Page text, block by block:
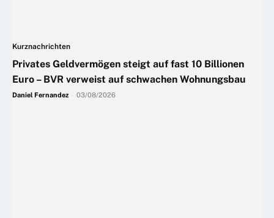
Kurznachrichten
Privates Geldvermögen steigt auf fast 10 Billionen
Euro – BVR verweist auf schwachen Wohnungsbau
Daniel Fernandez 03/08/2026